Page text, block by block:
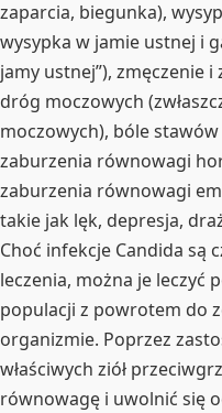
zaparcia, biegunka),
wysypka w jamie ustnej i
jamy ustnej”), zmęczenie
dróg moczowych
moczowych), bóle
zaburzenia równowagi
zaburzenia równowagi
takie jak lęk, depresja,
Choć infekcje Candida są
leczenia, można je leczyć
populacji z powrotem do
organizmie. Poprzez
właściwych ziół
równowagę i uwolnić się